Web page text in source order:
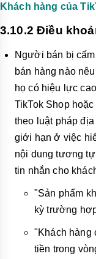
Khách hàng của
3.10.2 Điều
Người bán bị
bán hàng nào
họ có hiệu lực
TikTok Shop
theo luật pháp
giới hạn ở việc
nội dung tương
tin nhắn cho
"Sản phẩm
kỳ trường
"Khách hàng
tiền trong